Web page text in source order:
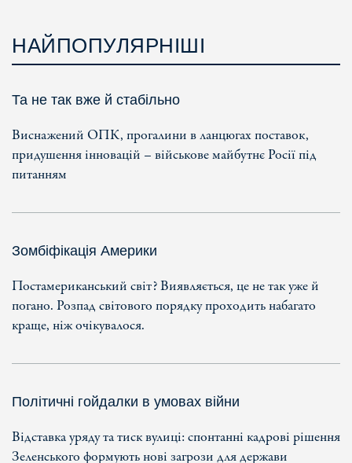
НАЙПОПУЛЯРНІШІ
Та не так вже й стабільно
Виснажений ОПК, прогалини в ланцюгах поставок,
придушення інновацій – військове майбутнє Росії під
питанням
Зомбіфікація Америки
Постамериканський світ? Виявляється, це не так уже й
погано. Розпад світового порядку проходить набагато
краще, ніж очікувалося.
Політичні гойдалки в умовах війни
Відставка уряду та тиск вулиці: спонтанні кадрові рішення
Зеленського формують нові загрози для держави